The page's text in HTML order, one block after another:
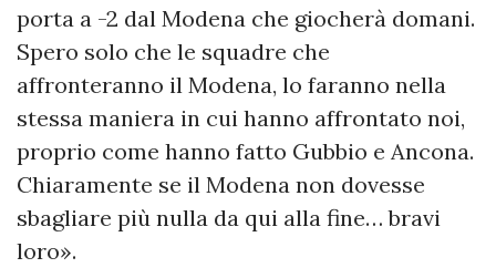
porta a -2 dal Modena che giocherà domani.
Spero solo che le squadre che
affronteranno il Modena, lo faranno nella
stessa maniera in cui hanno affrontato noi,
proprio come hanno fatto Gubbio e Ancona.
Chiaramente se il Modena non dovesse
sbagliare più nulla da qui alla fine… bravi
loro».